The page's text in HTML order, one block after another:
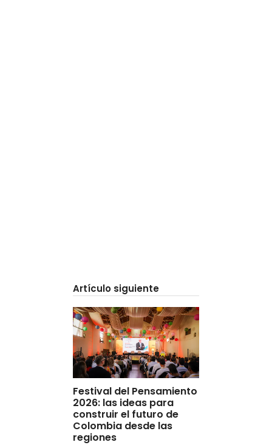
Artículo siguiente
Festival del Pensamiento
2026: las ideas para
construir el futuro de
Colombia desde las
regiones